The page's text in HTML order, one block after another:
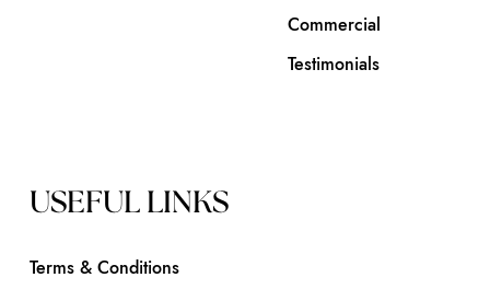
Commercial
Testimonials
USEFUL LINKS
Terms & Conditions